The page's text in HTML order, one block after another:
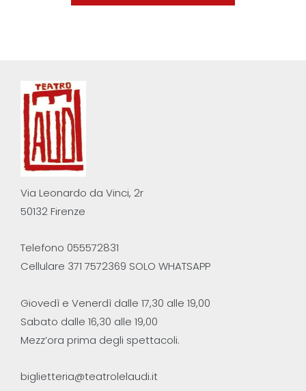
Via Leonardo da Vinci, 2r
50132 Firenze
Telefono 055572831
Cellulare 371 7572369 SOLO WHATSAPP
Giovedì e Venerdì dalle 17,30 alle 19,00
Sabato dalle 16,30 alle 19,00
Mezz’ora prima degli spettacoli.
biglietteria@teatrolelaudi.it